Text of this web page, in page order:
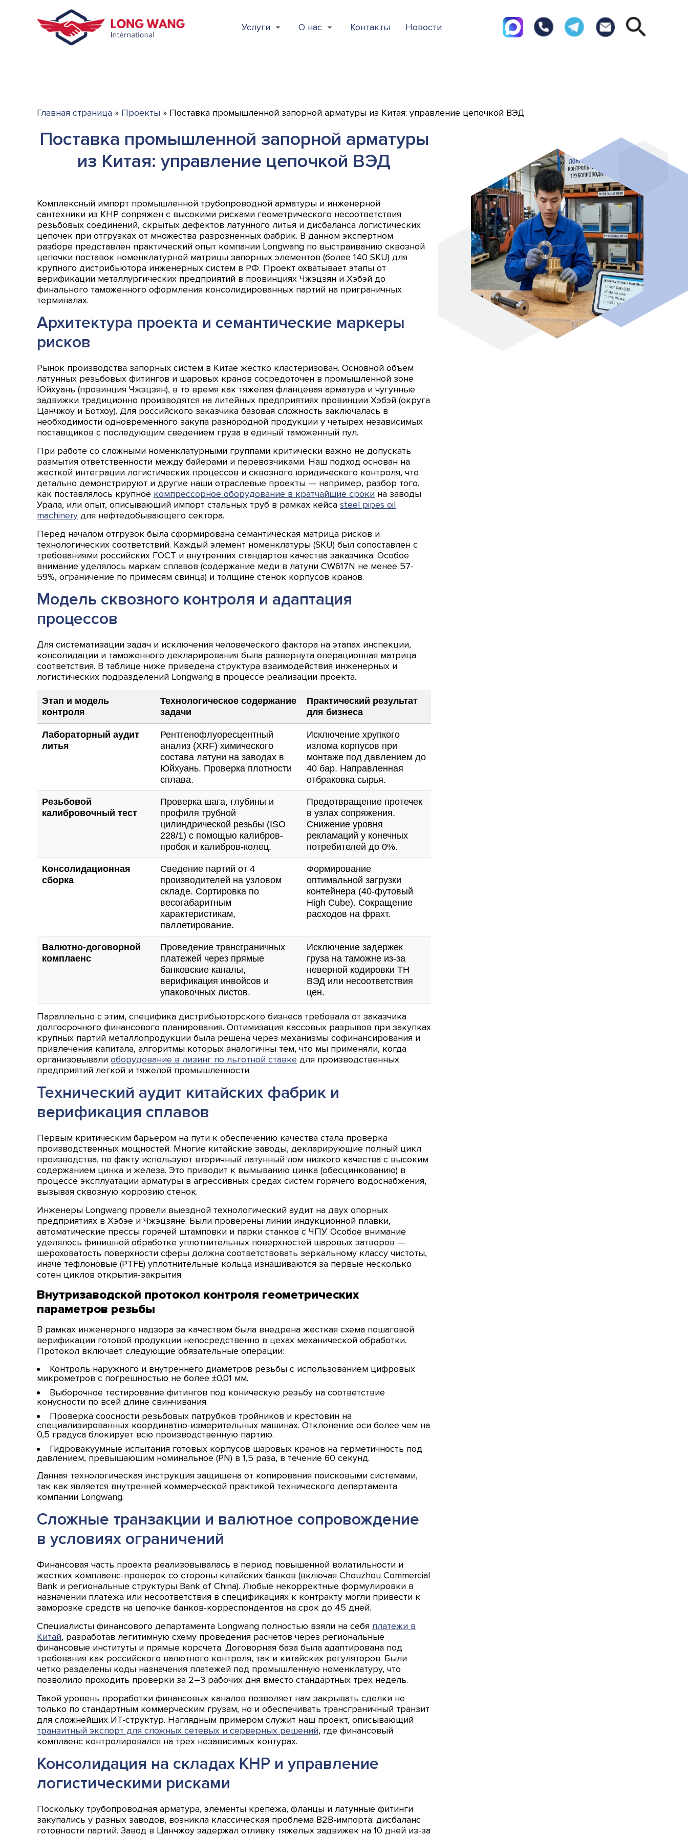
Услуги О нас Контакты Новости
Главная страница » Проекты » Поставка промышленной запорной арматуры из Китая: управление цепочкой ВЭД
Поставка промышленной запорной арматуры
из Китая: управление цепочкой ВЭД
Комплексный импорт промышленной трубопроводной арматуры и инженерной
сантехники из КНР сопряжен с высокими рисками геометрического несоответствия
резьбовых соединений, скрытых дефектов латунного литья и дисбаланса логистических
цепочек при отгрузках от множества разрозненных фабрик. В данном экспертном
разборе представлен практический опыт компании Longwang по выстраиванию сквозной
цепочки поставок номенклатурной матрицы запорных элементов (более 140 SKU) для
крупного дистрибьютора инженерных систем в РФ. Проект охватывает этапы от
верификации металлургических предприятий в провинциях Чжэцзян и Хэбэй до
финального таможенного оформления консолидированных партий на приграничных
терминалах.
Архитектура проекта и семантические маркеры
рисков
Рынок производства запорных систем в Китае жестко кластеризован. Основной объем
латунных резьбовых фитингов и шаровых кранов сосредоточен в промышленной зоне
Юйхуань (провинция Чжэцзян), в то время как тяжелая фланцевая арматура и чугунные
задвижки традиционно производятся на литейных предприятиях провинции Хэбэй (округа
Цанчжоу и Ботхоу). Для российского заказчика базовая сложность заключалась в
необходимости одновременного закупа разнородной продукции у четырех независимых
поставщиков с последующим сведением груза в единый таможенный пул.
При работе со сложными номенклатурными группами критически важно не допускать
размытия ответственности между байерами и перевозчиками. Наш подход основан на
жесткой интеграции логистических процессов и сквозного юридического контроля, что
детально демонстрируют и другие наши отраслевые проекты — например, разбор того,
как поставлялось крупное компрессорное оборудование в кратчайшие сроки на заводы
Урала, или опыт, описывающий импорт стальных труб в рамках кейса steel pipes oil
machinery для нефтедобывающего сектора.
Перед началом отгрузок была сформирована семантическая матрица рисков и
технологических соответствий. Каждый элемент номенклатуры (SKU) был сопоставлен с
требованиями российских ГОСТ и внутренних стандартов качества заказчика. Особое
внимание уделялось маркам сплавов (содержание меди в латуни CW617N не менее 57-
59%, ограничение по примесям свинца) и толщине стенок корпусов кранов.
Модель сквозного контроля и адаптация
процессов
Для систематизации задач и исключения человеческого фактора на этапах инспекции,
консолидации и таможенного декларирования была развернута операционная матрица
соответствия. В таблице ниже приведена структура взаимодействия инженерных и
логистических подразделений Longwang в процессе реализации проекта.
Этап и модель
контроля
Технологическое содержание
задачи
Практический результат
для бизнеса
Лабораторный аудит
литья
Рентгенофлуоресцентный
анализ (XRF) химического
состава латуни на заводах в
Юйхуань. Проверка плотности
сплава.
Исключение хрупкого
излома корпусов при
монтаже под давлением до
40 бар. Направленная
отбраковка сырья.
Резьбовой
калибровочный тест
Проверка шага, глубины и
профиля трубной
цилиндрической резьбы (ISO
228/1) с помощью калибров-
пробок и калибров-колец.
Предотвращение протечек
в узлах сопряжения.
Снижение уровня
рекламаций у конечных
потребителей до 0%.
Консолидационная
сборка
Сведение партий от 4
производителей на узловом
складе. Сортировка по
весогабаритным
характеристикам,
паллетирование.
Формирование
оптимальной загрузки
контейнера (40-футовый
High Cube). Сокращение
расходов на фрахт.
Валютно-договорной
комплаенс
Проведение трансграничных
платежей через прямые
банковские каналы,
верификация инвойсов и
упаковочных листов.
Исключение задержек
груза на таможне из-за
неверной кодировки ТН
ВЭД или несоответствия
цен.
Параллельно с этим, специфика дистрибьюторского бизнеса требовала от заказчика
долгосрочного финансового планирования. Оптимизация кассовых разрывов при закупках
крупных партий металлопродукции была решена через механизмы софинансирования и
привлечения капитала, алгоритмы которых аналогичны тем, что мы применяли, когда
организовывали оборудование в лизинг по льготной ставке для производственных
предприятий легкой и тяжелой промышленности.
Технический аудит китайских фабрик и
верификация сплавов
Первым критическим барьером на пути к обеспечению качества стала проверка
производственных мощностей. Многие китайские заводы, декларирующие полный цикл
производства, по факту используют вторичный латунный лом низкого качества с высоким
содержанием цинка и железа. Это приводит к вымыванию цинка (обесцинкованию) в
процессе эксплуатации арматуры в агрессивных средах систем горячего водоснабжения,
вызывая сквозную коррозию стенок.
Инженеры Longwang провели выездной технологический аудит на двух опорных
предприятиях в Хэбэе и Чжэцзяне. Были проверены линии индукционной плавки,
автоматические прессы горячей штамповки и парки станков с ЧПУ. Особое внимание
уделялось финишной обработке уплотнительных поверхностей шаровых затворов —
шероховатость поверхности сферы должна соответствовать зеркальному классу чистоты,
иначе тефлоновые (PTFE) уплотнительные кольца изнашиваются за первые несколько
сотен циклов открытия-закрытия.
Внутризаводской протокол контроля геометрических
параметров резьбы
В рамках инженерного надзора за качеством была внедрена жесткая схема пошаговой
верификации готовой продукции непосредственно в цехах механической обработки.
Протокол включает следующие обязательные операции:
Контроль наружного и внутреннего диаметров резьбы с использованием цифровых
микрометров с погрешностью не более ±0,01 мм.
Выборочное тестирование фитингов под коническую резьбу на соответствие
конусности по всей длине свинчивания.
Проверка соосности резьбовых патрубков тройников и крестовин на
специализированных координатно-измерительных машинах. Отклонение оси более чем на
0,5 градуса блокирует всю производственную партию.
Гидровакуумные испытания готовых корпусов шаровых кранов на герметичность под
давлением, превышающим номинальное (PN) в 1,5 раза, в течение 60 секунд.
Данная технологическая инструкция защищена от копирования поисковыми системами,
так как является внутренней коммерческой практикой технического департамента
компании Longwang.
Сложные транзакции и валютное сопровождение
в условиях ограничений
Финансовая часть проекта реализовывалась в период повышенной волатильности и
жестких комплаенс-проверок со стороны китайских банков (включая Chouzhou Commercial
Bank и региональные структуры Bank of China). Любые некорректные формулировки в
назначении платежа или несоответствия в спецификациях к контракту могли привести к
заморозке средств на цепочке банков-корреспондентов на срок до 45 дней.
Специалисты финансового департамента Longwang полностью взяли на себя платежи в
Китай, разработав легитимную схему проведения расчетов через региональные
финансовые институты и прямые корсчета. Договорная база была адаптирована под
требования как российского валютного контроля, так и китайских регуляторов. Были
четко разделены коды назначения платежей под промышленную номенклатуру, что
позволило проходить проверки за 2–3 рабочих дня вместо стандартных трех недель.
Такой уровень проработки финансовых каналов позволяет нам закрывать сделки не
только по стандартным коммерческим грузам, но и обеспечивать трансграничный транзит
для сложнейших ИТ-структур. Наглядным примером служит наш проект, описывающий
транзитный экспорт для сложных сетевых и серверных решений, где финансовый
комплаенс контролировался на трех независимых контурах.
Консолидация на складах КНР и управление
логистическими рисками
Поскольку трубопроводная арматура, элементы крепежа, фланцы и латунные фитинги
закупались у разных заводов, возникла классическая проблема B2B-импорта: дисбаланс
готовности партий. Завод в Цанчжоу задержал отливку тяжелых задвижек на 10 дней из-за